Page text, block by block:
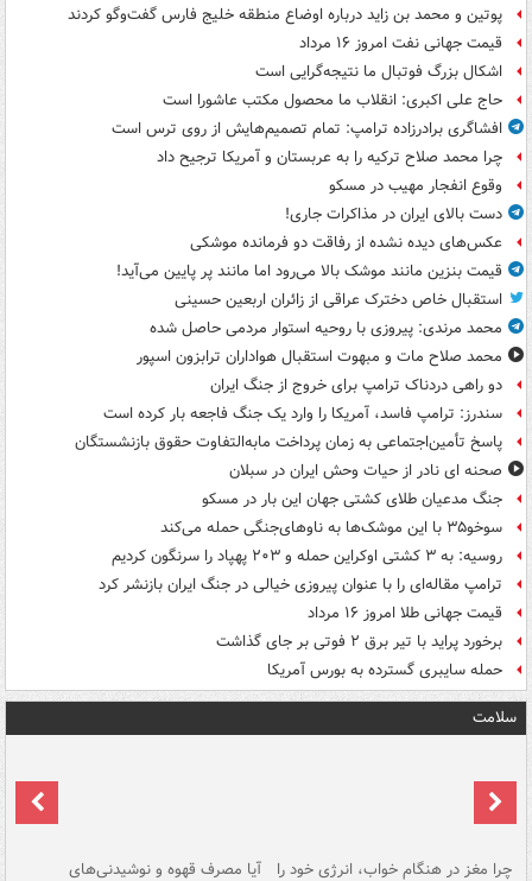
پوتین و محمد بن زاید درباره اوضاع منطقه خلیج فارس گفت‌وگو کردند
قیمت جهانی نفت امروز ۱۶ مرداد
اشکال بزرگ فوتبال ما نتیجه‌گرایی است
حاج علی اکبری: انقلاب ما محصول مکتب عاشورا است
افشاگری برادرزاده ترامپ: تمام تصمیم‌هایش از روی ترس است
چرا محمد صلاح ترکیه را به عربستان و آمریکا ترجیح داد
وقوع انفجار مهیب در مسکو
دست بالای ایران در مذاکرات جاری!
عکس‌های دیده نشده از رفاقت دو فرمانده‌ موشکی
قیمت بنزین مانند موشک بالا می‌رود اما مانند پر پایین می‌آید!
استقبال خاص دخترک عراقی از زائران اربعین حسینی
محمد مرندی: پیروزی با روحیه استوار مردمی حاصل شده
محمد صلاح مات و مبهوت استقبال هواداران ترابزون اسپور
دو راهی دردناک ترامپ برای خروج از جنگ ایران
سندرز: ترامپ فاسد، آمریکا را وارد یک جنگ فاجعه بار کرده است
پاسخ تأمین‌اجتماعی به زمان پرداخت مابه‌التفاوت حقوق بازنشستگان
صحنه ای نادر از حیات وحش ایران در سبلان
جنگ مدعیان طلای کشتی جهان این بار در مسکو
سوخو۳۵ با این موشک‌ها به ناوهای‌جنگی حمله می‌کند
روسیه: به ۳ کشتی اوکراین حمله و ۲۰۳ پهپاد را سرنگون کردیم
ترامپ مقاله‌ای را با عنوان پیروزی خیالی در جنگ ایران بازنشر کرد
قیمت جهانی طلا امروز ۱۶ مرداد
برخورد پراید با تیر برق ۲ فوتی بر جای گذاشت
حمله سایبری گسترده به بورس آمریکا
سلامت
چرا مغز در هنگام خواب، انرژی خود را آیا مصرف قهوه و نوشیدنی‌های